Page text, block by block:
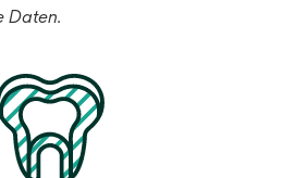
Daten.